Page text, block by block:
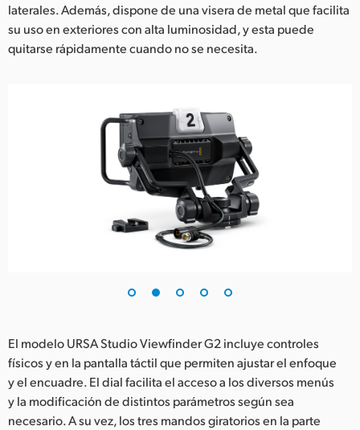
Turkey
UAE
United Kingdom
United States
laterales. Además, dispone de una visera de metal que facilita
su uso en exteriores con alta luminosidad, y esta puede
quitarse rápidamente cuando no se necesita.
El modelo URSA Studio Viewfinder G2 incluye controles
físicos y en la pantalla táctil que permiten ajustar el enfoque
y el encuadre. El dial facilita el acceso a los diversos menús
y la modificación de distintos parámetros según sea
necesario. A su vez, los tres mandos giratorios en la parte